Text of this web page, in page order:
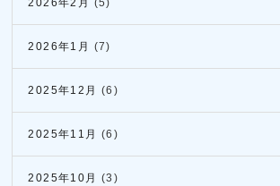
2026年2月 (5)
2026年1月 (7)
2025年12月 (6)
2025年11月 (6)
2025年10月 (3)